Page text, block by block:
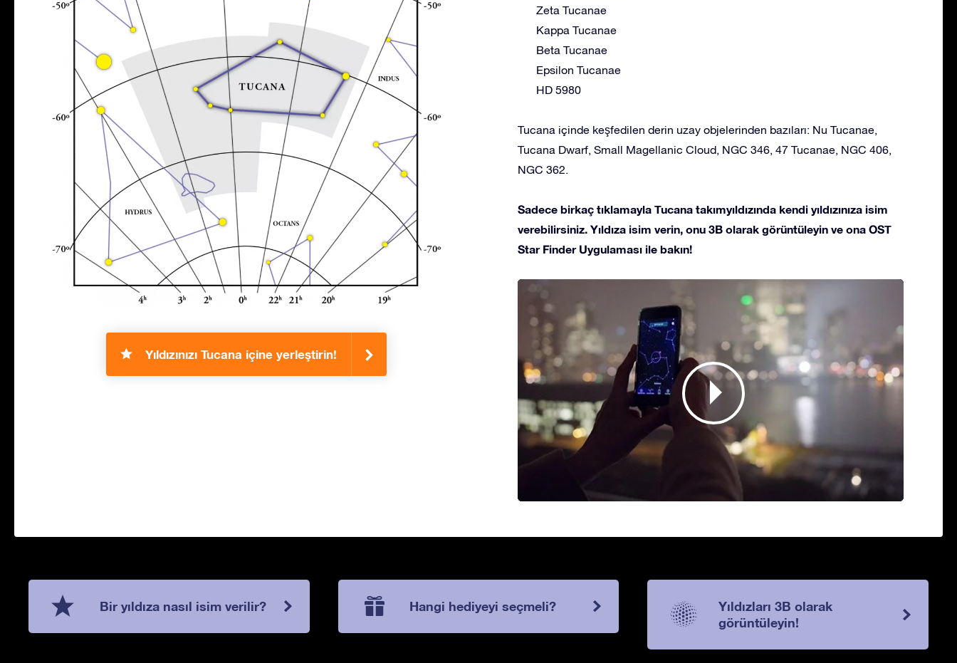
Yıldızınızı Tucana içine yerleştirin!
Zeta Tucanae
Kappa Tucanae
Beta Tucanae
Epsilon Tucanae
HD 5980
Tucana içinde keşfedilen derin uzay objelerinden bazıları: Nu Tucanae,
Tucana Dwarf, Small Magellanic Cloud, NGC 346, 47 Tucanae, NGC 406,
NGC 362.
Sadece birkaç tıklamayla Tucana takımyıldızında kendi yıldızınıza isim
verebilirsiniz. Yıldıza isim verin, onu 3B olarak görüntüleyin ve ona OST
Star Finder Uygulaması ile bakın!
Bir yıldıza nasıl isim verilir? Hangi hediyeyi seçmeli?
Yıldızları 3B olarak
görüntüleyin!